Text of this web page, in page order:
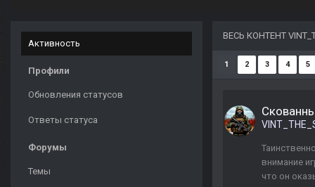
Активность
Профили
Обновления статусов
Ответы статуса
Форумы
Темы
ВЕСЬ КОНТЕНТ
1 2 3 4 5
внимание
что он